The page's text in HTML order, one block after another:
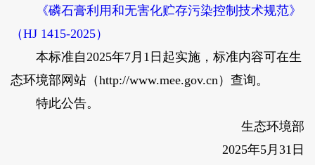
《磷石膏利用和无害化贮存污染控制技术规范》
（HJ 1415-2025）
本标准自2025年7月1日起实施，标准内容可在生
态环境部网站（http://www.mee.gov.cn）查询。
特此公告。
生态环境部
2025年5月31日